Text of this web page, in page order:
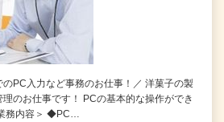
のPC入力など事務のお仕事！／ 洋菓子の製
のお仕事です！ PCの基本的な操作ができ
務内容＞ ◆PC…